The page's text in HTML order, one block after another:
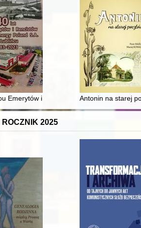
2021) and the development of aerial
Emerytów i Rencistów przy EthosEnergy
Antonin na starej
ROCZNIK 2025